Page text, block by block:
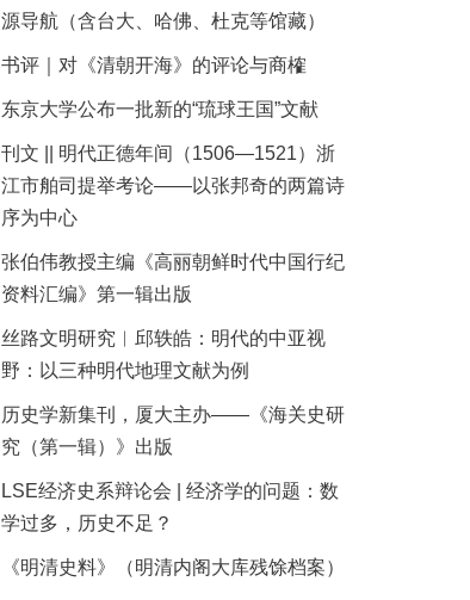
源导航（含台大、哈佛、杜克等馆藏）
书评｜对《清朝开海》的评论与商榷
东京大学公布一批新的“琉球王国”文献
刊文 || 明代正德年间（1506—1521）浙
江市舶司提举考论——以张邦奇的两篇诗
序为中心
张伯伟教授主编《高丽朝鲜时代中国行纪
资料汇编》第一辑出版
丝路文明研究︱邱轶皓：明代的中亚视
野：以三种明代地理文献为例
历史学新集刊，厦大主办——《海关史研
究（第一辑）》出版
LSE经济史系辩论会 | 经济学的问题：数
学过多，历史不足？
《明清史料》（明清内阁大库残馀档案）